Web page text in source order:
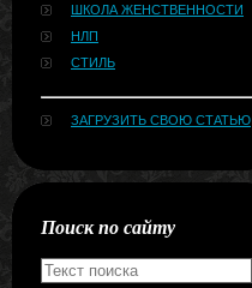
ШКОЛА ЖЕНСТВЕННОСТИ
НЛП
СТИЛЬ
ЗАГРУЗИТЬ СВОЮ СТАТЬЮ
Поиск по сайту